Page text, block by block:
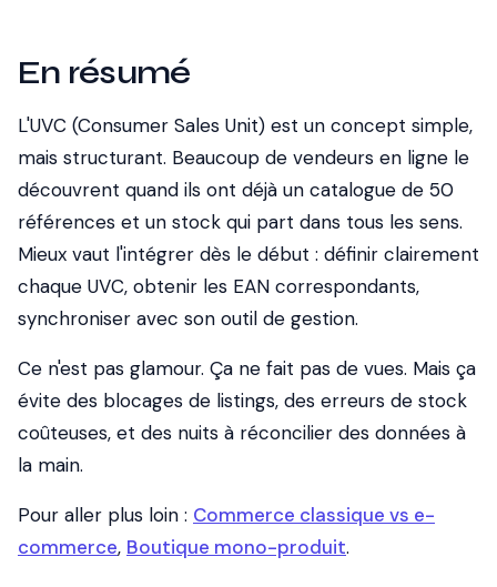
En résumé
L'UVC (Consumer Sales Unit) est un concept simple,
mais structurant. Beaucoup de vendeurs en ligne le
découvrent quand ils ont déjà un catalogue de 50
références et un stock qui part dans tous les sens.
Mieux vaut l'intégrer dès le début : définir clairement
chaque UVC, obtenir les EAN correspondants,
synchroniser avec son outil de gestion.
Ce n'est pas glamour. Ça ne fait pas de vues. Mais ça
évite des blocages de listings, des erreurs de stock
coûteuses, et des nuits à réconcilier des données à
la main.
Pour aller plus loin : Commerce classique vs e-
commerce, Boutique mono-produit.